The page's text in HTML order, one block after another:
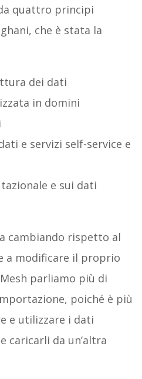
quattro principi
che è stata la
dei dati
in domini
e servizi self-service e
e sui dati
cambiando rispetto al
a modificare il proprio
parliamo più di
poiché è più
e utilizzare i dati
caricarli da un’altra